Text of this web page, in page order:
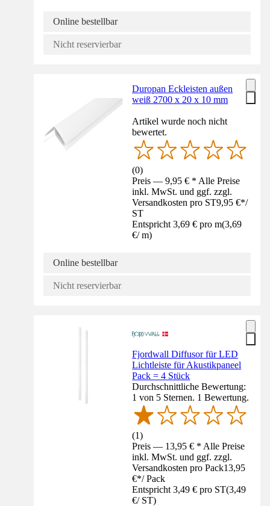
Online bestellbar
Nicht reservierbar
Duropan Eckleisten außen
weiß 2700 x 20 x 10 mm
Artikel wurde noch nicht
bewertet.
(0)
Preis — 9,95 € * Alle Preise
inkl. MwSt. und ggf. zzgl.
Versandkosten pro ST9,95 €*/
ST
Entspricht 3,69 € pro m(3,69
€/ m)
Online bestellbar
Nicht reservierbar
Fjordwall Diffusor für LED
Lichtleiste für Akustikpaneel
Pack = 4 Stück
Durchschnittliche Bewertung:
1 von 5 Sternen. 1 Bewertung.
(1)
Preis — 13,95 € * Alle Preise
inkl. MwSt. und ggf. zzgl.
Versandkosten pro Pack13,95
€*/ Pack
Entspricht 3,49 € pro ST(3,49
€/ ST)